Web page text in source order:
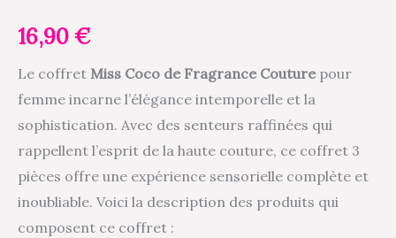
16,90€
Le coffret Miss Coco de Fragrance Couturepour
femme incarne l’élégance intemporelle et la
sophistication. Avec des senteurs raffinées qui
rappellent l’esprit de la haute couture, ce coffret 3
pièces offre une expérience sensorielle complète et
inoubliable. Voici la description des produits qui
composent ce coffret :